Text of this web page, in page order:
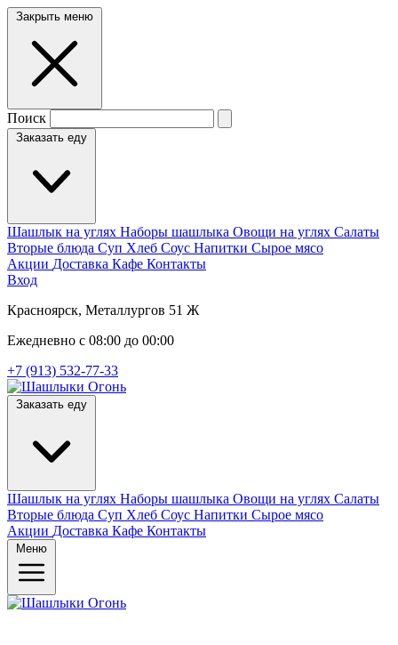
Закрыть меню
Поиск
Заказать еду
Шашлык на углях Наборы шашлыка Овощи на углях Салаты
Вторые блюда Суп Хлеб Соус Напитки Сырое мясо
Акции Доставка Кафе Контакты
Вход
Красноярск, Металлургов 51 Ж
Ежедневно с 08:00 до 00:00
+7 (913) 532-77-33
Заказать еду
Шашлык на углях Наборы шашлыка Овощи на углях Салаты
Вторые блюда Суп Хлеб Соус Напитки Сырое мясо
Акции Доставка Кафе Контакты
Меню